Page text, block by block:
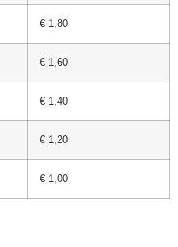
€ 1,80
€ 1,60
€ 1,40
€ 1,20
€ 1,00